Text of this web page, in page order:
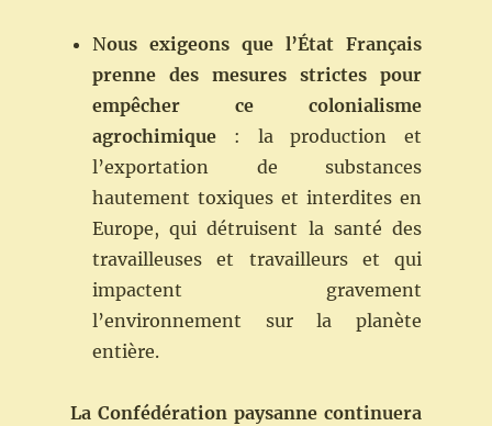
Nous exigeons que l’État Français
prenne
des mesures strictes
pour
empêcher
cecolonialisme
agrochimique : la production et
l’exportation de substances
hautement toxiques et interdites en
Europe, qui détruisent la santé des
travailleuses et travailleurs et qui
impactent gravement
l’environnement sur la planète
entière.
La Confédération paysanne continuera